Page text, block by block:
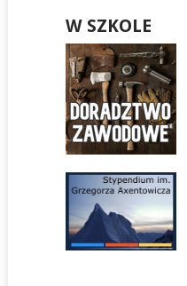
W SZKOLE